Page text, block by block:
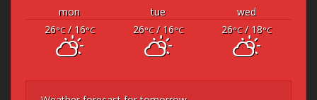
mon tue
wed
26°C/ 16°C 26°C/ 16°C 26°C/ 18°C